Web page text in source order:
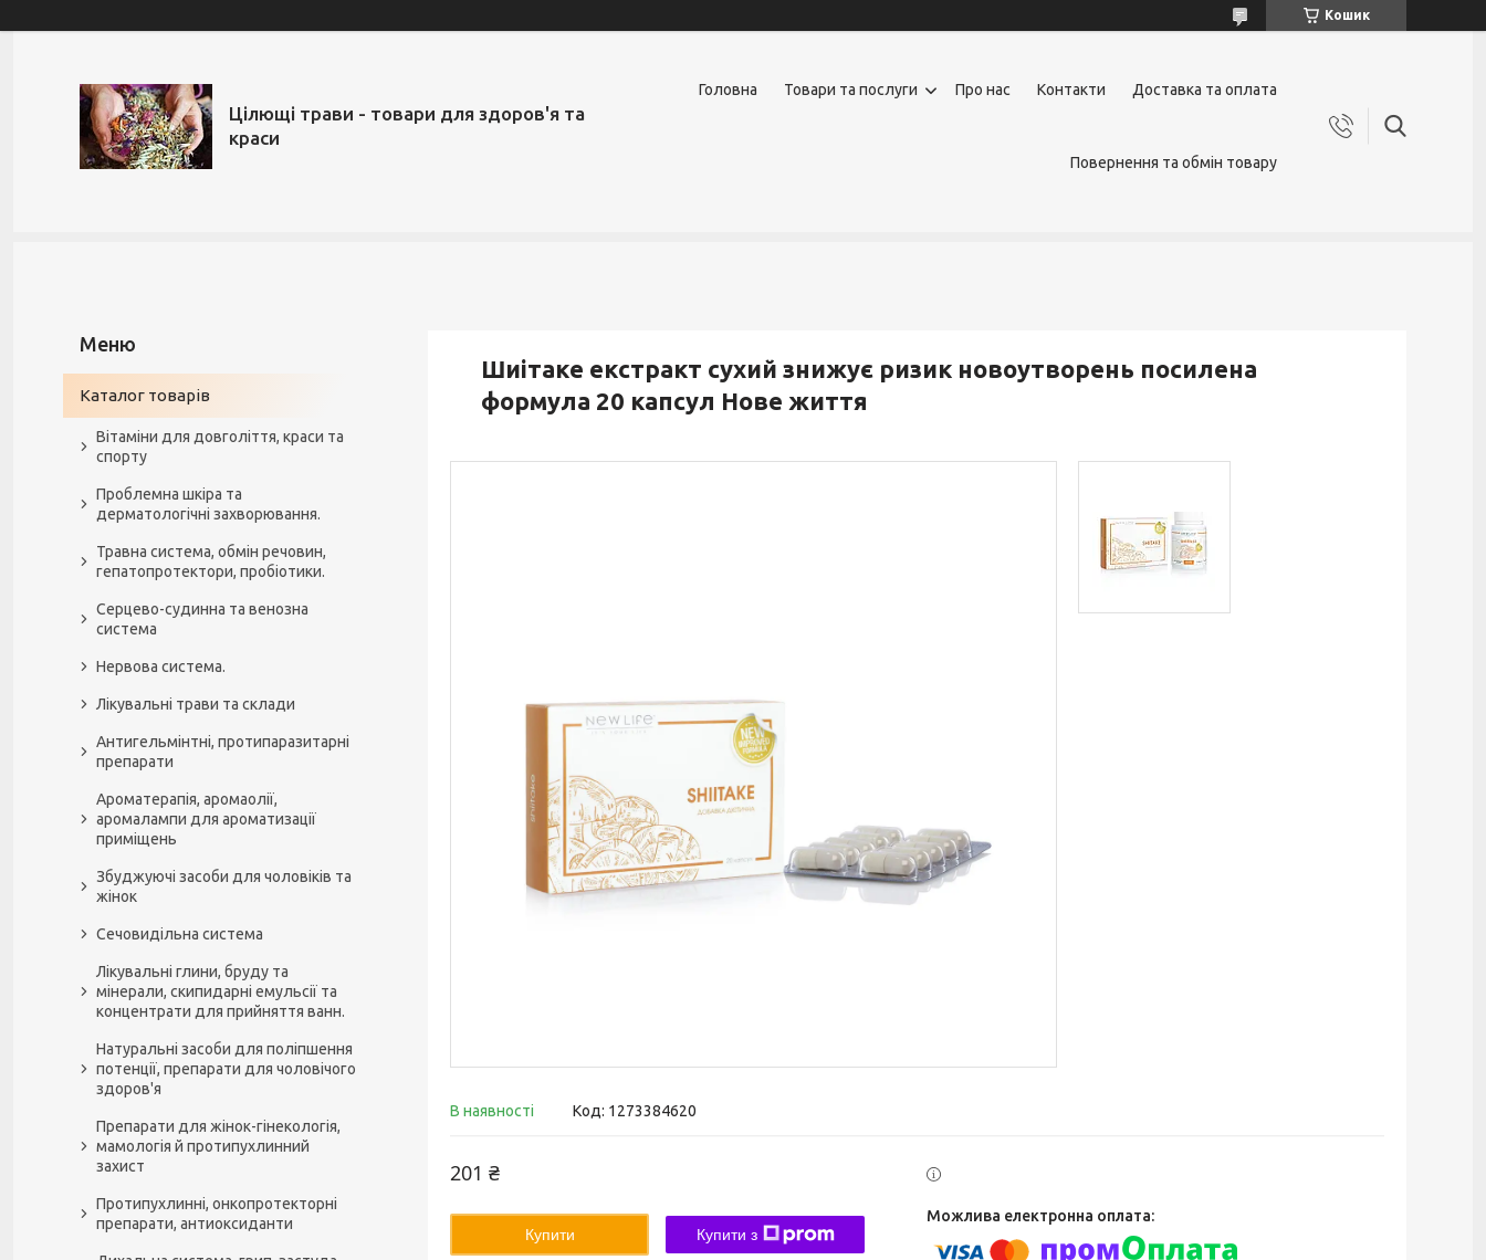
Кошик
Цілющі трави - товари для здоров'я та
краси
Головна Товари та послуги Про нас Контакти Доставка та оплата
Повернення та обмін товару
Шиітаке екстракт сухий знижує ризик новоутворень посилена
формула 20 капсул Нове життя
В наявності Код: 1273384620
201 ₴
Купити Купити з
Каталог товарів
Вітаміни для довголіття, краси та
спорту
Проблемна шкіра та
дерматологічні захворювання.
Травна система, обмін речовин,
гепатопротектори, пробіотики.
Серцево-судинна та венозна
система
Нервова система.
Лікувальні трави та склади
Антигельмінтні, протипаразитарні
препарати
Ароматерапія, аромаолії,
аромалампи для ароматизації
приміщень
Збуджуючі засоби для чоловіків та
жінок
Сечовидільна система
Лікувальні глини, бруду та
мінерали, скипидарні емульсії та
концентрати для прийняття ванн.
Натуральні засоби для поліпшення
потенції, препарати для чоловічого
здоров'я
Препарати для жінок-гінекологія,
мамологія й протипухлинний
захист
Протипухлинні, онкопротекторні
препарати, антиоксиданти